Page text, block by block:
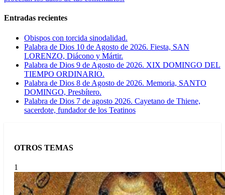
Entradas recientes
Obispos con torcida sinodalidad.
Palabra de Dios 10 de Agosto de 2026. Fiesta, SAN
LORENZO, Diácono y Mártir.
Palabra de Dios 9 de Agosto de 2026. XIX DOMINGO DEL
TIEMPO ORDINARIO.
Palabra de Dios 8 de Agosto de 2026. Memoria, SANTO
DOMINGO, Presbítero.
Palabra de Dios 7 de agosto 2026. Cayetano de Thiene,
sacerdote, fundador de los Teatinos
OTROS TEMAS
1